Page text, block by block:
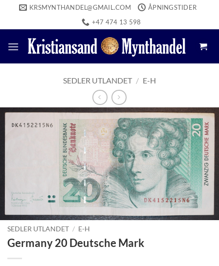
content
KRSMYNTHANDEL@GMAIL.COM
ÅPNINGSTIDER
+47 474 13 598
SEDLER UTLANDET / E-H
SEDLER UTLANDET / E-H
Germany 20 Deutsche Mark